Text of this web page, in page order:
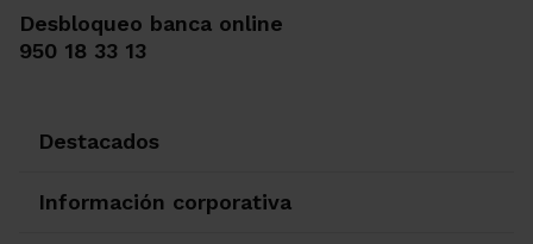
Desbloqueo banca online
950 18 33 13
Destacados
Información corporativa